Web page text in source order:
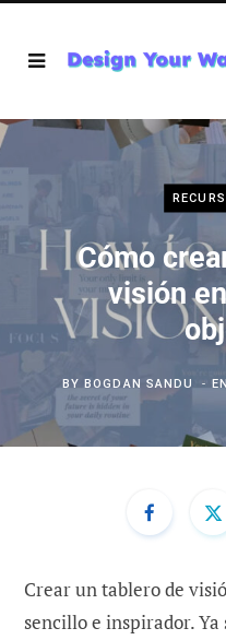
Cómo
visión
BYBOGDAN SANDU
Crear un tablero de
sencillo e inspirador. Ya